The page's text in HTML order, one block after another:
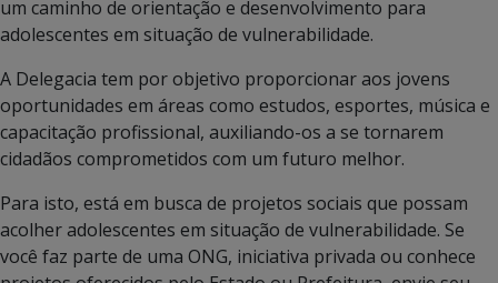
um caminho de orientação e desenvolvimento para
adolescentes em situação de vulnerabilidade.
A Delegacia tem por objetivo proporcionar aos jovens
oportunidades em áreas como estudos, esportes, música e
capacitação profissional, auxiliando-os a se tornarem
cidadãos comprometidos com um futuro melhor.
Para isto, está em busca de projetos sociais que possam
acolher adolescentes em situação de vulnerabilidade. Se
você faz parte de uma ONG, iniciativa privada ou conhece